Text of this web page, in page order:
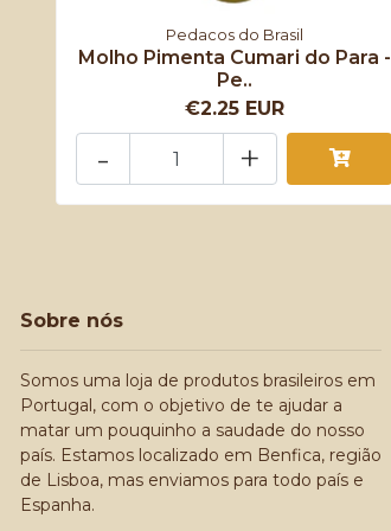
Pedacos do Brasil
Molho Pimenta Cumari do Para -
Pe..
€2.25 EUR
+
-
Sobre nós
Somos uma loja de produtos brasileiros em
Portugal, com o objetivo de te ajudar a
matar um pouquinho a saudade do nosso
país. Estamos localizado em Benfica, região
de Lisboa, mas enviamos para todo país e
Espanha.